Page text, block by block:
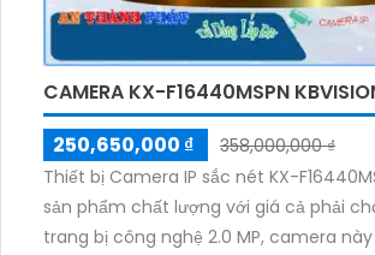
CAMERA KX-F16440MSPN
250,650,000 ₫
358,000,000 ₫
Thiết bị Camera IP sắc nét KX-
sản phẩm chất lượng với giá cả phải
trang bị công nghệ 2.0 MP, camera